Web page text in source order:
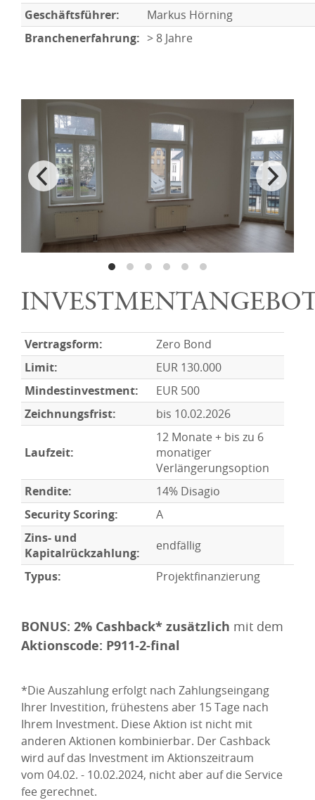
Geschäftsführer:
Markus Hörning
Branchenerfahrung: > 8 Jahre
Vertragsform:
Zero Bond
Limit:
EUR 130.000
Mindestinvestment:
EUR 500
Zeichnungsfrist:
bis 10.02.2026
Laufzeit:
12 Monate + bis zu 6
monatiger
Verlängerungsoption
Rendite:
14% Disagio
Security Scoring:
A
Zins- und
Kapitalrückzahlung:
endfällig
Typus:
Projektfinanzierung
BONUS: 2% Cashback* zusätzlich mit dem
Aktionscode: P911-2-final
*Die Auszahlung erfolgt nach Zahlungseingang
Ihrer Investition, frühestens aber 15 Tage nach
Ihrem Investment. Diese Aktion ist nicht mit
anderen Aktionen kombinierbar. Der Cashback
wird auf das Investment im Aktionszeitraum
vom 04.02. - 10.02.2024, nicht aber auf die Service
fee gerechnet.